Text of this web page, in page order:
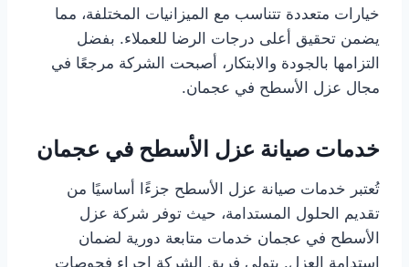
خيارات متعددة تتناسب مع الميزانيات المختلفة، مما
يضمن تحقيق أعلى درجات الرضا للعملاء. بفضل
التزامها بالجودة والابتكار، أصبحت الشركة مرجعًا في
مجال عزل الأسطح في عجمان.
خدمات صيانة عزل الأسطح في عجمان
تُعتبر خدمات صيانة عزل الأسطح جزءًا أساسيًا من
تقديم الحلول المستدامة، حيث توفر شركة عزل
الأسطح في عجمان خدمات متابعة دورية لضمان
استدامة العزل. يتولى فريق الشركة إجراء فحوصات